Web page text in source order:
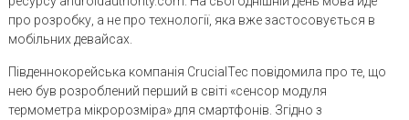
про розробку, а не про технології, яка вже застосовується в
мобільних девайсах.
Південнокорейська компанія CrucialTec повідомила про те, що
нею був розроблений перший в світі «сенсор модуля
термометра мікророзміра» для смартфонів. Згідно з